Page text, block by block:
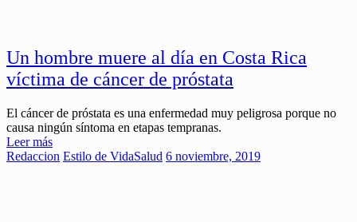
Un hombre muere al día en Costa Rica
víctima de cáncer de próstata
El cáncer de próstata es una enfermedad muy peligrosa porque no
causa ningún síntoma en etapas tempranas.
Leer más
Redaccion Estilo de VidaSalud 6 noviembre, 2019